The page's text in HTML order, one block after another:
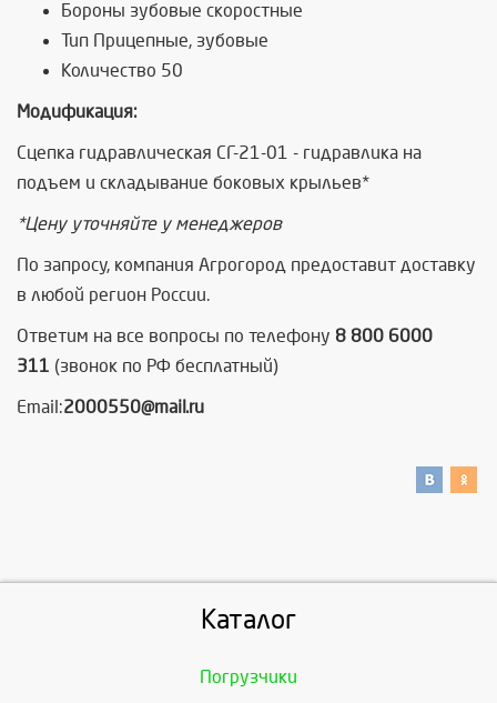
Бороны зубовые скоростные
Тип Прицепные, зубовые
Количество 50
Модификация:
Сцепка гидравлическая СГ-21-01 - гидравлика на
подъем и складывание боковых крыльев*
*Цену уточняйте у менеджеров
По запросу, компания Агрогород предоставит доставку
в любой регион России.
Ответим на все вопросы по телефону 8 800 6000
311 (звонок по РФ бесплатный)
Email:2000550@mail.ru
Каталог
Погрузчики